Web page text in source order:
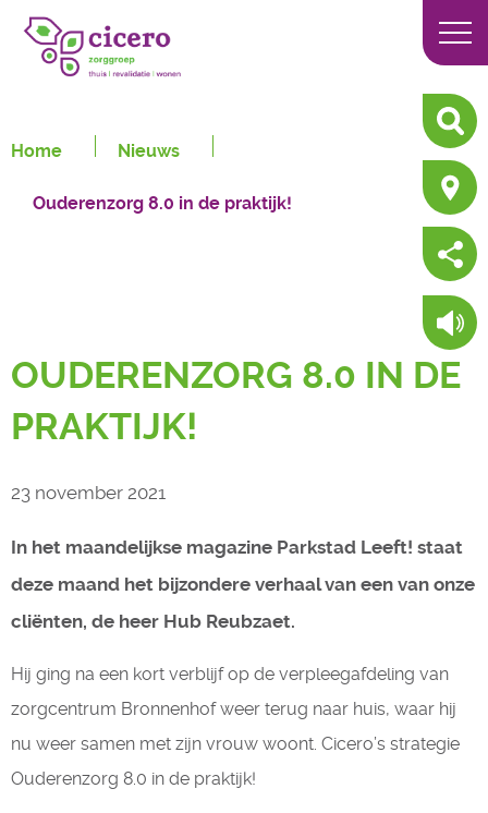
Home Nieuws
Ouderenzorg 8.0 in de praktijk!
OUDERENZORG 8.0 IN DE
PRAKTIJK!
23 november 2021
In het maandelijkse magazine Parkstad Leeft! staat
deze maand het bijzondere verhaal van een van onze
cliënten, de heer Hub Reubzaet.
Hij ging na een kort verblijf op de verpleegafdeling van
zorgcentrum Bronnenhof weer terug naar huis, waar hij
nu weer samen met zijn vrouw woont. Cicero’s strategie
Ouderenzorg 8.0 in de praktijk!